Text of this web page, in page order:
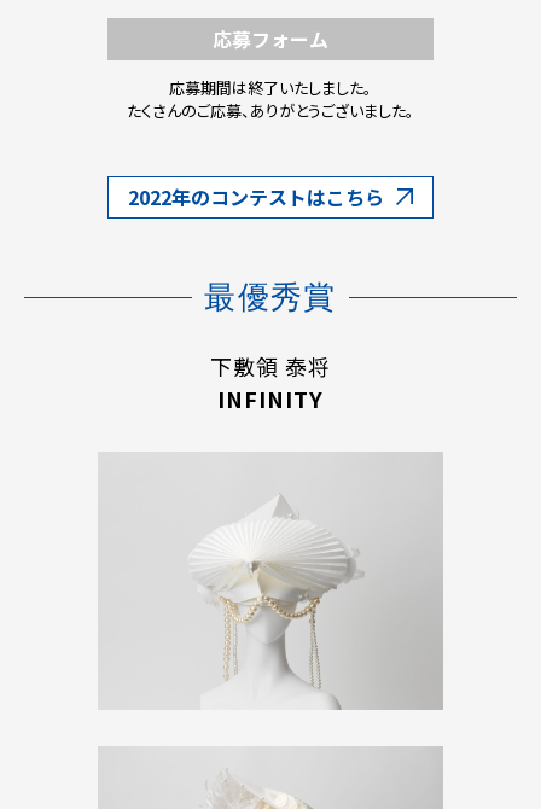
応募フォーム
応募期間は終了いたしました。
たくさんのご応募、ありがとうございました。
2022年のコンテストはこちら
最優秀賞
下敷領 泰将
INFINITY